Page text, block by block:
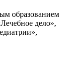
образованием
дело»,